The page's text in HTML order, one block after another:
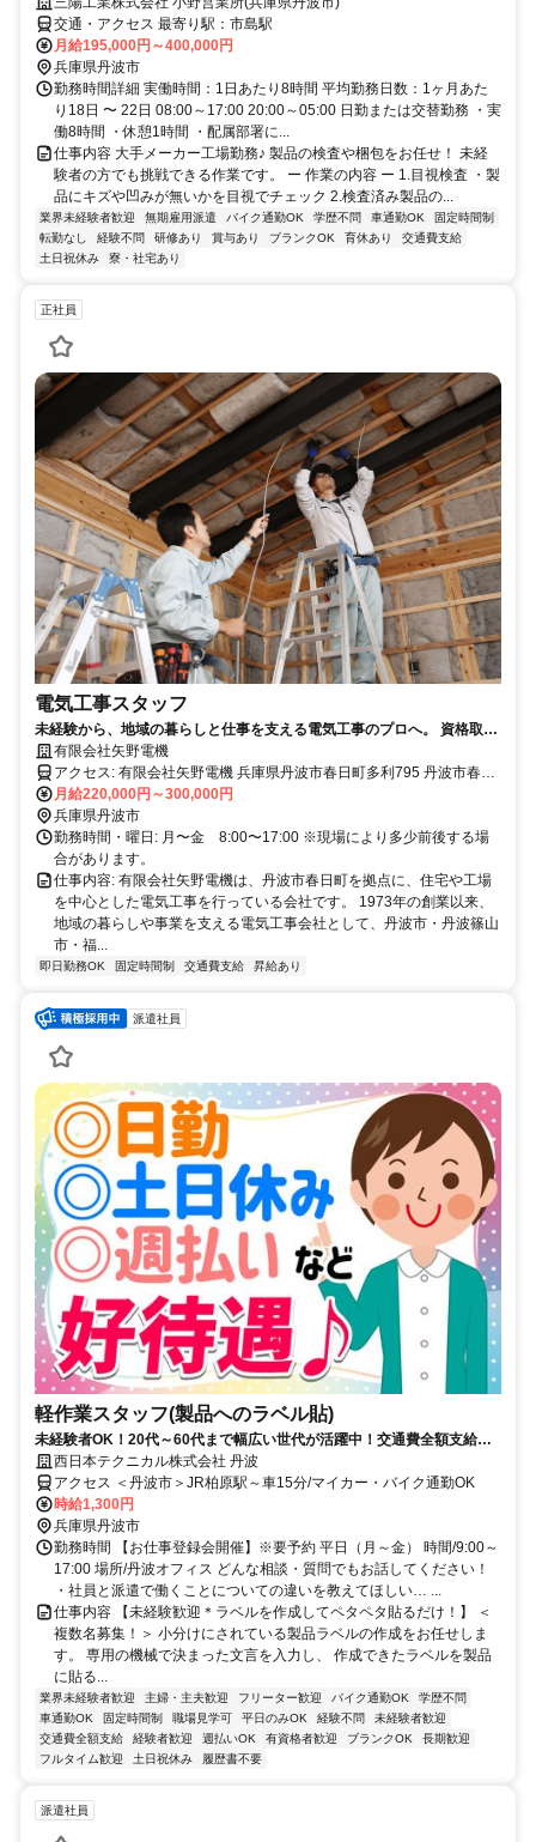
交通・アクセス 最寄り駅：市島駅
月給195,000円～400,000円
兵庫県丹波市
勤務時間詳細 実働時間：1日あたり8時間 平均勤務日数：1ヶ月あた
り18日 〜 22日 08:00～17:00 20:00～05:00 日勤または交替勤務 ・実
働8時間 ・休憩1時間 ・配属部署に...
仕事内容 大手メーカー工場勤務♪ 製品の検査や梱包をお任せ！ 未経
験者の方でも挑戦できる作業です。 ー 作業の内容 ー 1.目視検査 ・製
品にキズや凹みが無いかを目視でチェック 2.検査済み製品の...
業界未経験者歓迎 無期雇用派遣 バイク通勤OK 学歴不問 車通勤OK
固定時間制
転勤なし
経験不問 研修あり 賞与あり ブランクOK 育休あり
交通費支給
土日祝休み
寮・社宅あり
正社員
電気工事スタッフ
未経験から、地域の暮らしと仕事を支える電気工事のプロへ。 資格取得
支援・道具支給・退職金制度あり。長く安心して働ける職場です。
有限会社矢野電機
アクセス: 有限会社矢野電機 兵庫県丹波市春日町多利795 丹波市春日
町を拠点に、丹波市内および近隣エリアの現場へ向かいます。 基本
的には会社に集合し、社用車で各現場へ移動します。 地域密着の電
気工事会社のため、遠方への長期出張はほとんどなく、丹波市周辺で
腰を据えて働きやすい環境です。
月給220,000円～300,000円
兵庫県丹波市
勤務時間・曜日: 月〜金 8:00〜17:00 ※現場により多少前後する場
合があります。
仕事内容: 有限会社矢野電機は、丹波市春日町を拠点に、住宅や工場
を中心とした電気工事を行っている会社です。 1973年の創業以来、
地域の暮らしや事業を支える電気工事会社として、丹波市・丹波篠山
市・福...
即日勤務OK 固定時間制 交通費支給 昇給あり
派遣社員
軽作業スタッフ(製品へのラベル貼)
未経験者OK！20代～60代まで幅広い世代が活躍中！交通費全額支給＆
土日祝休み♪
西日本テクニカル株式会社 丹波
アクセス ＜丹波市＞JR柏原駅～車15分/マイカー・バイク通勤OK
時給1,300円
兵庫県丹波市
勤務時間 【お仕事登録会開催】※要予約 平日（月～金） 時間/9:00～
17:00 場所/丹波オフィス どんな相談・質問でもお話してください！
・社員と派遣で働くことについての違いを教えてほしい… ...
仕事内容 【未経験歓迎＊ラベルを作成してペタペタ貼るだけ！】 ＜
複数名募集！＞ 小分けにされている製品ラベルの作成をお任せしま
す。 専用の機械で決まった文言を入力し、 作成できたラベルを製品
に貼る...
業界未経験者歓迎 主婦・主夫歓迎 フリーター歓迎 バイク通勤OK
学歴不問
車通勤OK
固定時間制 職場見学可 平日のみOK 経験不問
未経験者歓迎
交通費全額支給
経験者歓迎 週払いOK 有資格者歓迎 ブランクOK
長期歓迎
フルタイム歓迎
土日祝休み 履歴書不要
派遣社員